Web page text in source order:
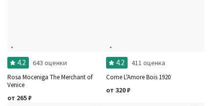
4.2 643 оценки
Rosa Moceniga The Merchant of
Venice
от 265₽
4.2 411 оценка
Come L'Amore Bois 1920
от 320₽